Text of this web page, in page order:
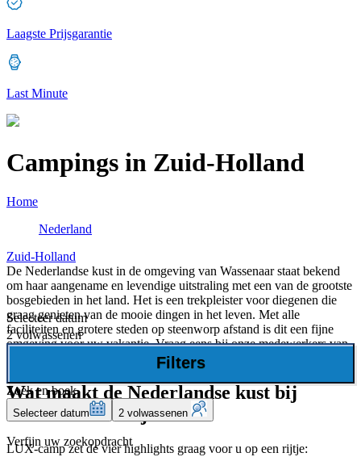
Laagste Prijsgarantie
Last Minute
Campings in Zuid-Holland
Home
Nederland
Zuid-Holland
De Nederlandse kust in de omgeving van Wassenaar staat bekend
om haar aangename en levendige uitstraling met een van de grootste
bosgebieden in het land. Het is een trekpleister voor diegenen die
graag genieten van de mooie dingen in het leven. Met alle
faciliteiten en grotere steden op steenworp afstand is dit een fijne
omgeving voor uw vakantie. Vraag eens bij onze medewerkers van
Lux-camp wat deze voor u te bieden heeft.
Wat maakt de Nederlandse kust bij
Wassenaar zo bijzonder?
LUX-camp zet de vier highlights graag voor u op een rijtje:
Selecteer datum
2 volwassenen
Filters
Zoek en boek
Selecteer datum 2 volwassenen
Verfijn uw zoekopdracht